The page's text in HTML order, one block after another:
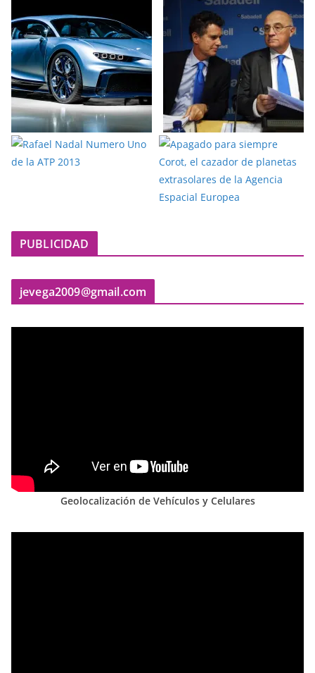
PUBLICIDAD
jevega2009@gmail.com
Geolocalización de Vehículos y Celulares